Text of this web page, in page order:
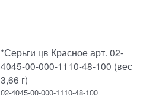
*Серьги цв Красное арт. 02-
4045-00-000-1110-48-100 (вес
3,66 г)
02-4045-00-000-1110-48-100